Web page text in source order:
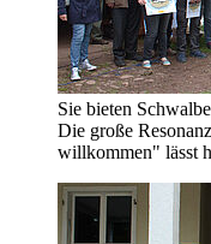
Sie bieten
Die große
willkommen" lässt